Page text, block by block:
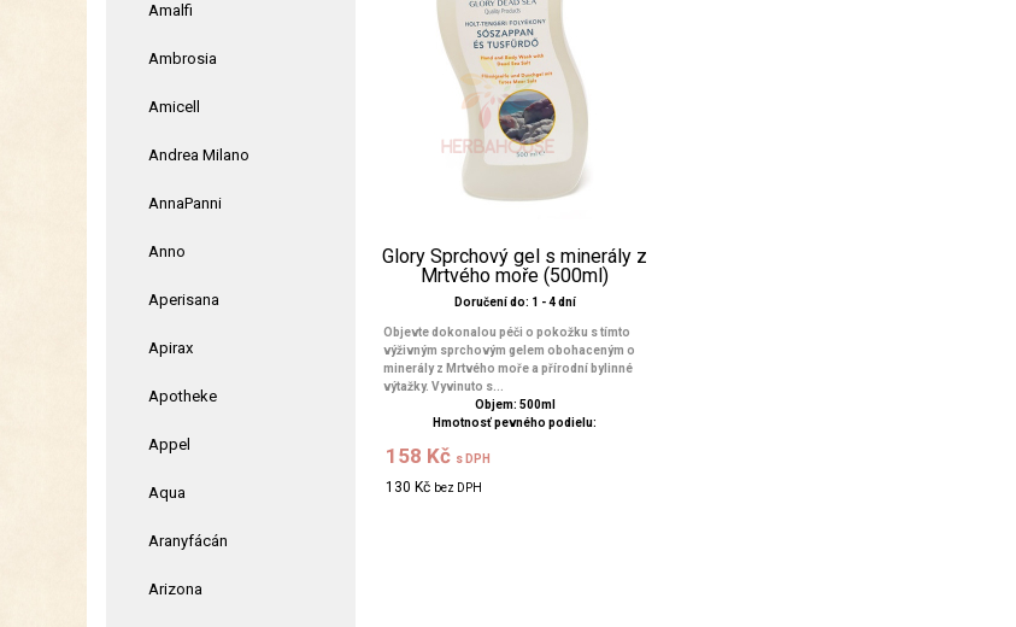
Amalfi
Ambrosia
Amicell
Andrea Milano
AnnaPanni
Anno
Aperisana
Apirax
Apotheke
Appel
Aqua
Aranyfácán
Arizona
Glory Sprchový gel s minerály z
Mrtvého moře (500ml)
Doručení do: 1 - 4 dní
Objevte dokonalou péči o pokožku s tímto
výživným sprchovým gelem obohaceným o
minerály z Mrtvého moře a přírodní bylinné
výtažky. Vyvinuto s...
Objem: 500ml
Hmotnosť pevného podielu:
158 Kč s DPH
130 Kč bez DPH